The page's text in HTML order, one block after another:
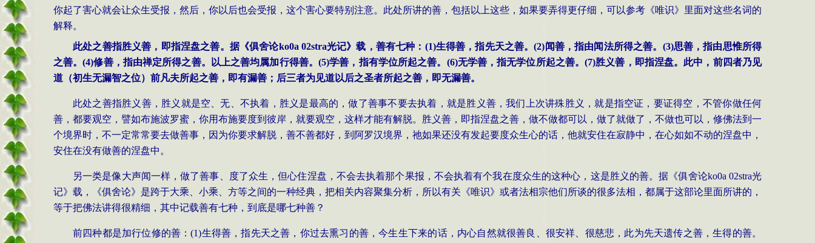
你起了害心就会让众生受报，然后，你以后也会受报，这个害心要特别注意。此处所讲的善，包括以上这些，如果要弄得更仔细，可以参考《唯识》里面对这些名词的
解释。
此处之善指胜义善，即指涅盘之善。据《俱舍论ko0a 02stra光记》载，善有七种： (1)生得善，指先天之善。(2)闻善，指由闻法所得之善。 (3)思善，指由思惟所得
之善。(4)修善，指由禅定所得之善。以上之善均属加行得善。(5)学善，指有学位所起之善。 (6)无学善，指无学位所起之善。(7)胜义善，即指涅盘。此中，前四者乃见
道（初生无漏智之位）前凡夫所起之善，即有漏善；后三者为见道以后之圣者所起之善，即无漏善。
此处之善指胜义善，胜义就是空、无、不执着，胜义是最高的，做了善事不要去执着，就是胜义善，我们上次讲殊胜义，就是指空证，要证得空，不管你做任何
善，都要观空，譬如布施波罗蜜，你用布施要度到彼岸，就要观空，这样才能有解脱。胜义善，即指涅盘之善，做不做都可以，做了就做了，不做也可以，修佛法到一
个境界时，不一定常常要去做善事，因为你要求解脱，善不善都好，到阿罗汉境界，祂如果还没有发起要度众生心的话，他就安住在寂静中，在心如如不动的涅盘中，
安住在没有做善的涅盘中。
另一类是像大声闻一样，做了善事、度了众生，但心住涅盘，不会去执着那个果报，不会执着有个我在度众生的这种心，这是胜义的善。据《俱舍论ko0a 02stra光
记》载，《俱舍论》是跨于大乘、小乘、方等之间的一种经典，把相关内容聚集分析，所以有关《唯识》或者法相宗他们所谈的很多法相，都属于这部论里面所讲的，
等于把佛法讲得很精细，其中记载善有七种，到底是哪七种善？
前四种都是加行位修的善：(1)生得善，指先天之善，你过去熏习的善，今生生下来的话，内心自然就很善良、很安祥、很慈悲，此为先天遗传之善，生得的善。